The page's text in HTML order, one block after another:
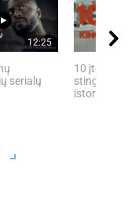
12:25
serialų
10 įtemptų,
stingdančių
istorijų